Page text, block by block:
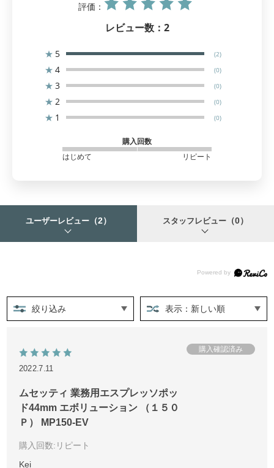
評価：
レビュー数： 2
★ 5 (2)
★ 4 (0)
★ 3 (0)
★ 2 (0)
★ 1 (0)
購入回数
はじめて
リピート
ユーザーレビュー （2） スタッフレビュー （0）
絞り込み 表示：新しい順
2022.7.11
ムセッティ 業務用エスプレッソポッ
ド44mm エボリューション （１５０
Ｐ） MP150-EV
購入回数:リピート
Kei